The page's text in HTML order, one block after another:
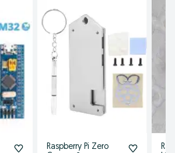
Raspberry Pi Zero